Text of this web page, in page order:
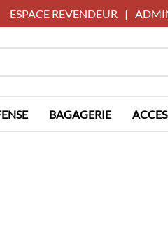
ESPACE REVENDEUR |
BAGAGERIE